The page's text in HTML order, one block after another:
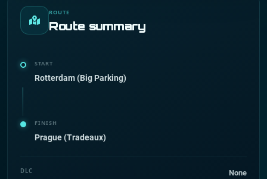
ROUTE
Route summary
START
Rotterdam (Big Parking)
FINISH
Prague (Tradeaux)
DLC None